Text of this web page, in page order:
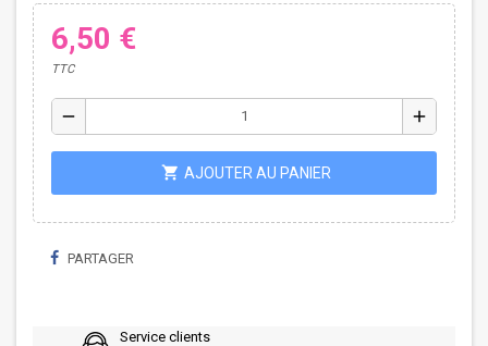
6,50 €
TTC
remove add
shopping_cart AJOUTER AU PANIER
PARTAGER
Service clients